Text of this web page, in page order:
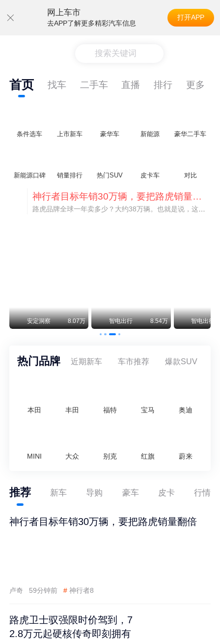
网上车市
去APP了解更多精彩汽车信息
打开APP
搜索关键词
首页 找车 二手车 直播 排行 更多
条件选车 上市新车 豪华车 新能源 豪华二手车
新能源口碑 销量排行 热门SUV 皮卡车 对比
神行者目标年销30万辆，要把路虎销量翻倍
安定洞察 8.07万 智电出行 8.54万 智电出行
热门品牌 近期新车 车市推荐 爆款SUV
本田 丰田 福特 宝马 奥迪
MINI 大众 别克 红旗 蔚来
推荐 新车 导购 豪车 皮卡 行情
神行者目标年销30万辆，要把路虎销量翻倍
卢奇 59分钟前 # 神行者8
路虎卫士驭强限时价驾到，7
2.8万元起硬核传奇即刻拥有